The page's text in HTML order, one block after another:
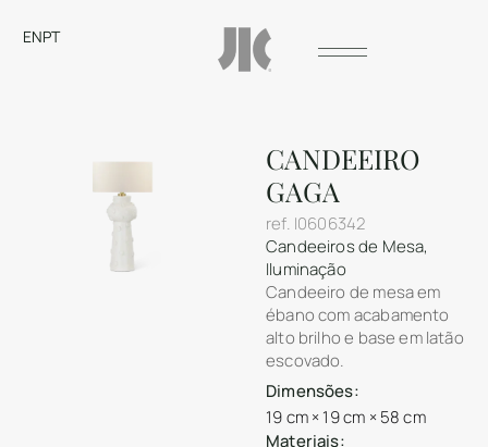
ENPT
CANDEEIRO
GAGA
ref. I0606342
Candeeiros de Mesa,
Iluminação
Candeeiro de mesa em
ébano com acabamento
alto brilho e base em latão
escovado.
Dimensões:
19 cm × 19 cm × 58 cm
Materiais: